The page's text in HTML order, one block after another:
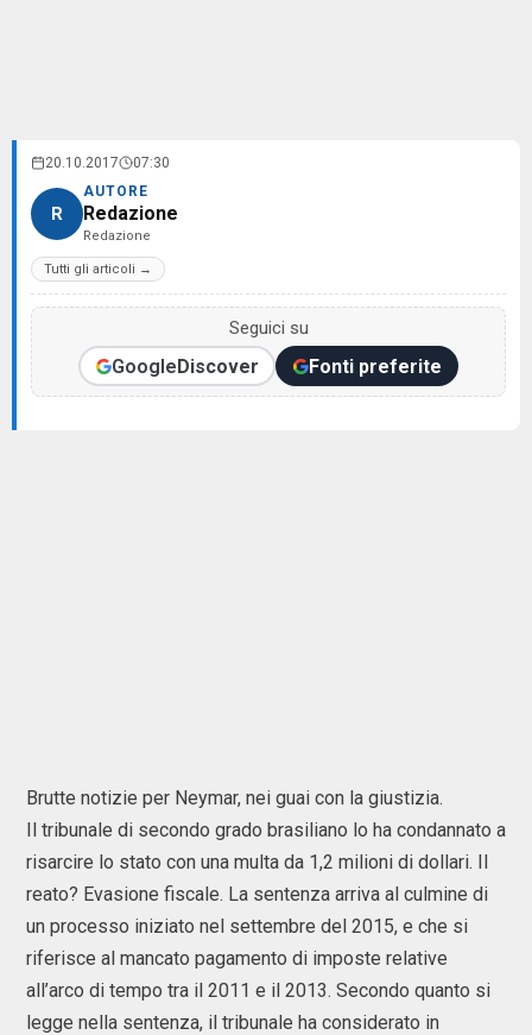
20.10.2017 07:30
R
AUTORE
Redazione
Redazione
Tutti gli articoli →
Seguici su
GoogleDiscover Fonti preferite
Brutte notizie per Neymar, nei guai con la giustizia.
Il tribunale di secondo grado brasiliano lo ha condannato a
risarcire lo stato con una multa da 1,2 milioni di dollari. Il
reato? Evasione fiscale. La sentenza arriva al culmine di
un processo iniziato nel settembre del 2015, e che si
riferisce al mancato pagamento di imposte relative
all’arco di tempo tra il 2011 e il 2013. Secondo quanto si
legge nella sentenza, il tribunale ha considerato in